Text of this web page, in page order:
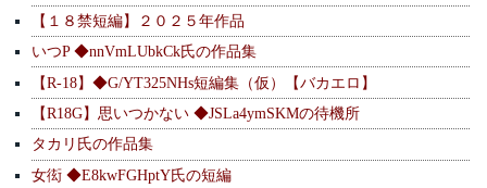
【１８禁短編】２０２５年作品
いつP ◆nnVmLUbkCk氏の作品集
【R-18】◆G/YT325NHs短編集（仮）【バカエロ】
【R18G】思いつかない ◆JSLa4ymSKMの待機所
タカリ氏の作品集
女衒 ◆E8kwFGHptY氏の短編